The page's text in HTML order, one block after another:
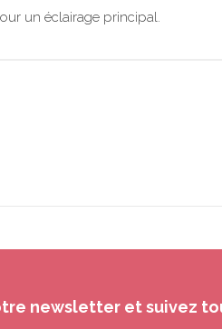
un éclairage principal.
newsletter et suivez